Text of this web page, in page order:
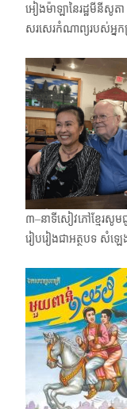
អៀងម៉ាឡានៃរដ្ឋមីនីសូតា
សរសេរកំណាព្យរបស់អ្នក
៣–នាទីសៀវភៅខ្មែរ
រៀបរៀងជាអត្ថបទ សំ